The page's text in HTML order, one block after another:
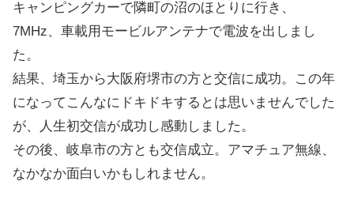
キャンピングカーで隣町の沼のほとりに行き、
7MHz、車載用モービルアンテナで電波を出しまし
た。
結果、埼玉から大阪府堺市の方と交信に成功。この年
になってこんなにドキドキするとは思いませんでした
が、人生初交信が成功し感動しました。
その後、岐阜市の方とも交信成立。アマチュア無線、
なかなか面白いかもしれません。